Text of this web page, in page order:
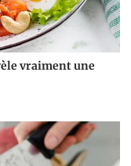
vraiment une